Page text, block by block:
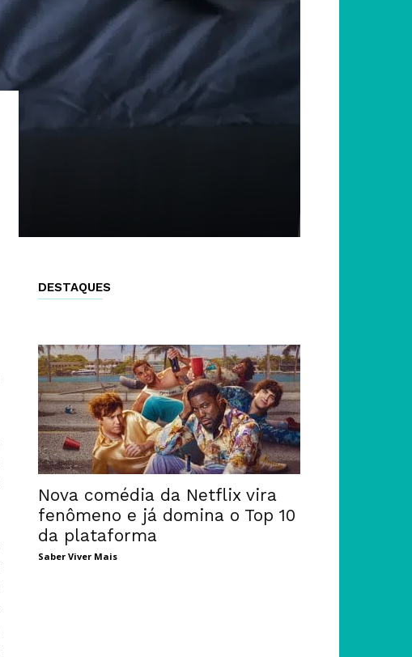
DESTAQUES
Nova comédia da Netflix vira
fenômeno e já domina o Top 10
da plataforma
Saber Viver Mais